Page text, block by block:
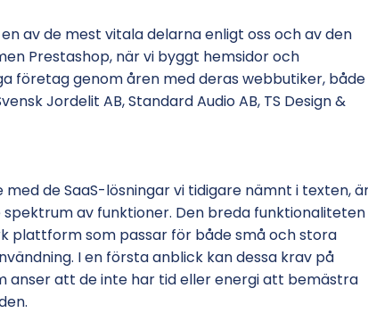
av de mest vitala delarna enligt oss och av den
Prestashop, när vi byggt hemsidor och
företag genom åren med deras webbutiker, både
Jordelit AB, Standard Audio AB, TS Design &
de SaaS-lösningar vi tidigare nämnt i texten,
av funktioner. Den breda funktionaliteten
plattform som passar för både små och stora
I en första anblick kan dessa krav på
anser att de inte har tid eller energi att bemästra